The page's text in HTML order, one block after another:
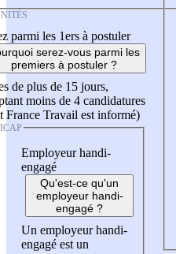
parmi les 1ers à postuler
serez-vous parmi les
premiers à postuler ?
de plus de 15 jours,
moins de 4 candidatures
France Travail est informé)
Employeur handi-
engagé
Qu'est-ce qu'un
employeur handi-
engagé ?
Un employeur handi-
engagé est un